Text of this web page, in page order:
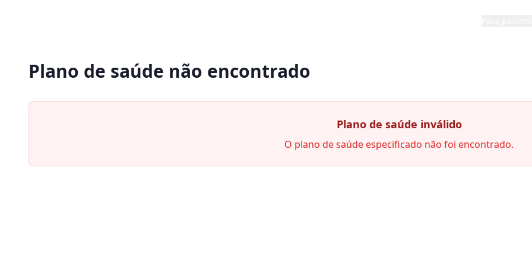
Plano de saúde não encontrado
Plano de saúde inválido
O plano de saúde especificado não foi encontrado.